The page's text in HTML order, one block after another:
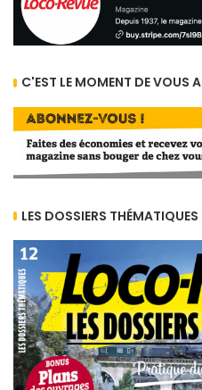
C'EST LE MOMENT DE VOUS
LES DOSSIERS